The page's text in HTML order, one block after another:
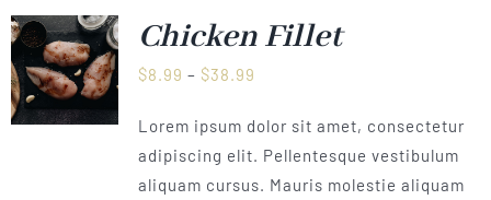
KONTAKT
SHOP Bald Verfügbar
Chicken Fillet
$8.99 – $38.99
bis
$38.99
Lorem ipsum dolor sit amet, consectetur
adipiscing elit. Pellentesque vestibulum
aliquam cursus. Mauris molestie aliquam